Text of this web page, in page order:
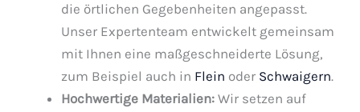
die örtlichen Gegebenheiten angepasst.
Unser Expertenteam entwickelt gemeinsam
mit Ihnen eine maßgeschneiderte Lösung,
zum Beispiel auch in Flein oder Schwaigern.
Hochwertige Materialien: Wir setzen auf